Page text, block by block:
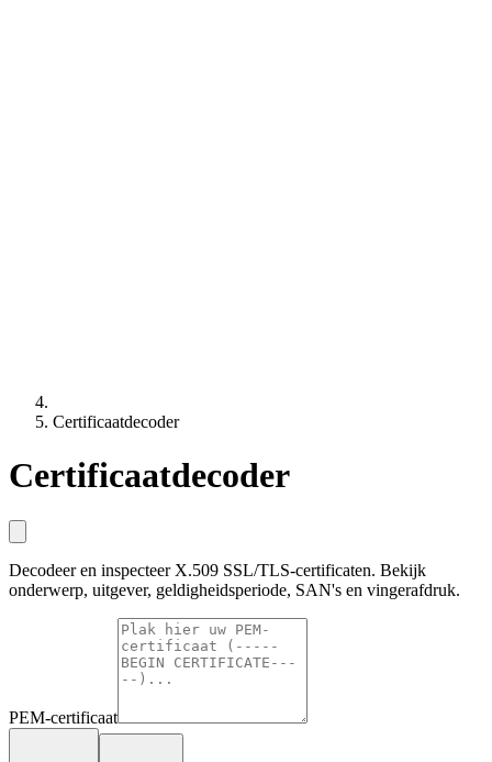
Certificaatdecoder
Certificaatdecoder
Decodeer en inspecteer X.509 SSL/TLS-certificaten. Bekijk
onderwerp, uitgever, geldigheidsperiode, SAN's en vingerafdruk.
PEM-certificaat